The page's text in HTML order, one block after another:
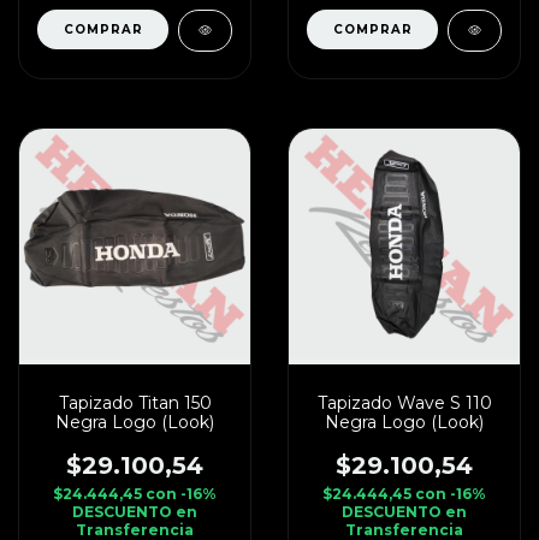
Tapizado Titan 150
Negra Logo (Look)
$29.100,54
$24.444,45 con -16%
DESCUENTO en
Transferencia
Tapizado Wave S 110
Negra Logo (Look)
$29.100,54
$24.444,45 con -16%
DESCUENTO en
Transferencia